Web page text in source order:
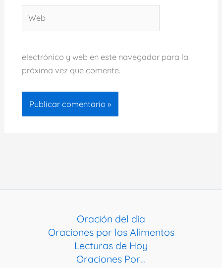
electrónico y web en este navegador para la
próxima vez que comente.
Oración del día
Oraciones por los Alimentos
Lecturas de Hoy
Oraciones Por…